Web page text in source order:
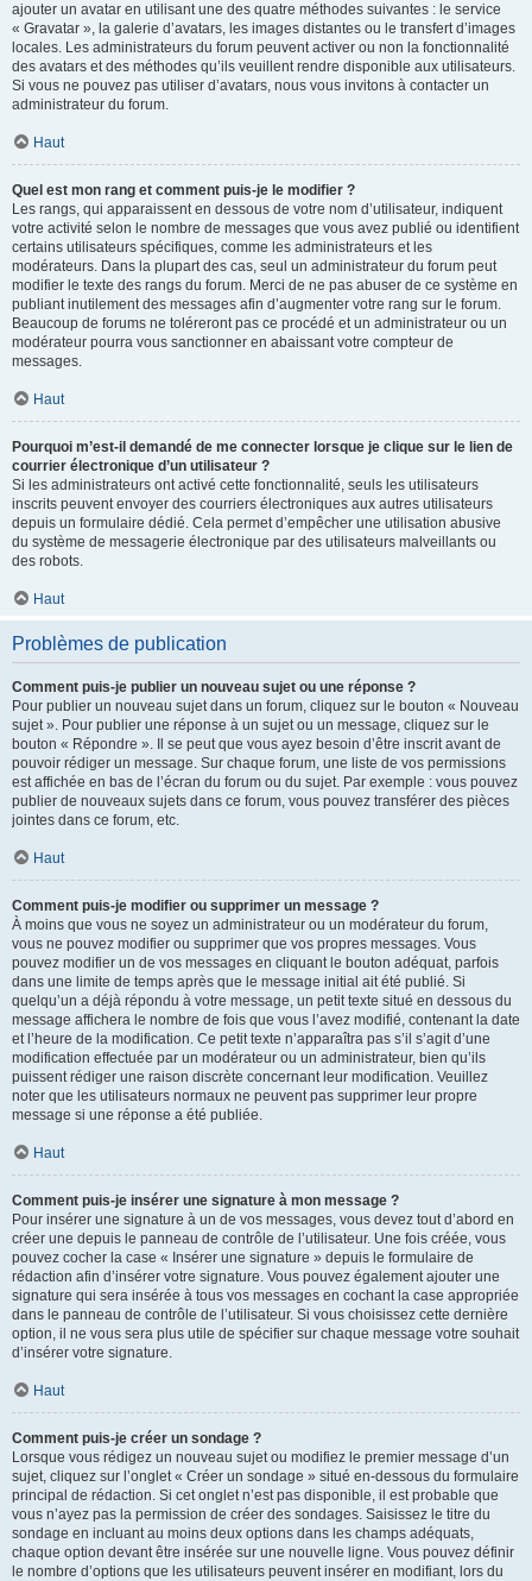
ajouter un avatar en utilisant une des quatre méthodes suivantes : le service
« Gravatar », la galerie d’avatars, les images distantes ou le transfert d’images
locales. Les administrateurs du forum peuvent activer ou non la fonctionnalité
des avatars et des méthodes qu’ils veuillent rendre disponible aux utilisateurs.
Si vous ne pouvez pas utiliser d’avatars, nous vous invitons à contacter un
administrateur du forum.
Haut
Quel est mon rang et comment puis-je le modifier ?
Les rangs, qui apparaissent en dessous de votre nom d’utilisateur, indiquent
votre activité selon le nombre de messages que vous avez publié ou identifient
certains utilisateurs spécifiques, comme les administrateurs et les
modérateurs. Dans la plupart des cas, seul un administrateur du forum peut
modifier le texte des rangs du forum. Merci de ne pas abuser de ce système en
publiant inutilement des messages afin d’augmenter votre rang sur le forum.
Beaucoup de forums ne toléreront pas ce procédé et un administrateur ou un
modérateur pourra vous sanctionner en abaissant votre compteur de
messages.
Haut
Pourquoi m’est-il demandé de me connecter lorsque je clique sur le lien de
courrier électronique d’un utilisateur ?
Si les administrateurs ont activé cette fonctionnalité, seuls les utilisateurs
inscrits peuvent envoyer des courriers électroniques aux autres utilisateurs
depuis un formulaire dédié. Cela permet d’empêcher une utilisation abusive
du système de messagerie électronique par des utilisateurs malveillants ou
des robots.
Haut
Problèmes de publication
Comment puis-je publier un nouveau sujet ou une réponse ?
Pour publier un nouveau sujet dans un forum, cliquez sur le bouton « Nouveau
sujet ». Pour publier une réponse à un sujet ou un message, cliquez sur le
bouton « Répondre ». Il se peut que vous ayez besoin d’être inscrit avant de
pouvoir rédiger un message. Sur chaque forum, une liste de vos permissions
est affichée en bas de l’écran du forum ou du sujet. Par exemple : vous pouvez
publier de nouveaux sujets dans ce forum, vous pouvez transférer des pièces
jointes dans ce forum, etc.
Haut
Comment puis-je modifier ou supprimer un message ?
À moins que vous ne soyez un administrateur ou un modérateur du forum,
vous ne pouvez modifier ou supprimer que vos propres messages. Vous
pouvez modifier un de vos messages en cliquant le bouton adéquat, parfois
dans une limite de temps après que le message initial ait été publié. Si
quelqu’un a déjà répondu à votre message, un petit texte situé en dessous du
message affichera le nombre de fois que vous l’avez modifié, contenant la date
et l’heure de la modification. Ce petit texte n’apparaîtra pas s’il s’agit d’une
modification effectuée par un modérateur ou un administrateur, bien qu’ils
puissent rédiger une raison discrète concernant leur modification. Veuillez
noter que les utilisateurs normaux ne peuvent pas supprimer leur propre
message si une réponse a été publiée.
Haut
Comment puis-je insérer une signature à mon message ?
Pour insérer une signature à un de vos messages, vous devez tout d’abord en
créer une depuis le panneau de contrôle de l’utilisateur. Une fois créée, vous
pouvez cocher la case « Insérer une signature » depuis le formulaire de
rédaction afin d’insérer votre signature. Vous pouvez également ajouter une
signature qui sera insérée à tous vos messages en cochant la case appropriée
dans le panneau de contrôle de l’utilisateur. Si vous choisissez cette dernière
option, il ne vous sera plus utile de spécifier sur chaque message votre souhait
d’insérer votre signature.
Haut
Comment puis-je créer un sondage ?
Lorsque vous rédigez un nouveau sujet ou modifiez le premier message d’un
sujet, cliquez sur l’onglet « Créer un sondage » situé en-dessous du formulaire
principal de rédaction. Si cet onglet n’est pas disponible, il est probable que
vous n’ayez pas la permission de créer des sondages. Saisissez le titre du
sondage en incluant au moins deux options dans les champs adéquats,
chaque option devant être insérée sur une nouvelle ligne. Vous pouvez définir
le nombre d’options que les utilisateurs peuvent insérer en modifiant, lors du